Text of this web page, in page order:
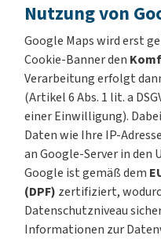
Nutzung von
Google Maps wird erst
Cookie-Banner den
Verarbeitung erfolgt
(Artikel 6 Abs. 1 lit. a
einer Einwilligung).
Daten wie Ihre IP-
an Google-Server in den
Google ist gemäß dem
(DPF) zertifiziert,
Datenschutzniveau
Informationen zur